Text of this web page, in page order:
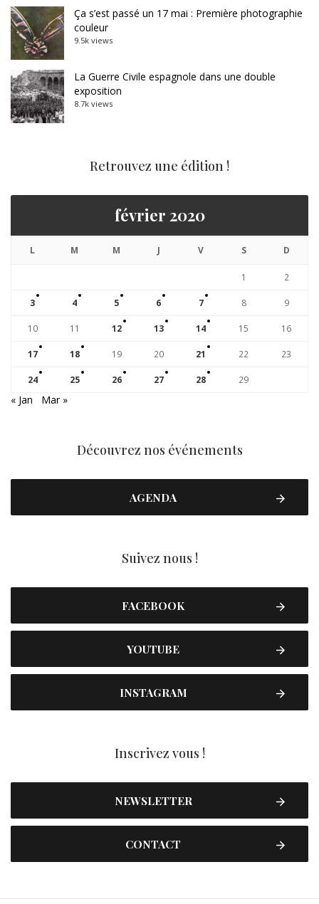
Ça s’est passé un 17 mai : Première photographie
couleur
9.5k views
La Guerre Civile espagnole dans une double
exposition
8.7k views
Retrouvez une édition !
février 2020
L M M J V S D
1 2
3 4 5 6 7 8 9
10 11 12 13 14 15 16
17 18 19 20 21 22 23
24 25 26 27 28 29
« Jan Mar »
Découvrez nos événements
AGENDA
Suivez nous !
FACEBOOK
YOUTUBE
INSTAGRAM
Inscrivez vous !
NEWSLETTER
CONTACT